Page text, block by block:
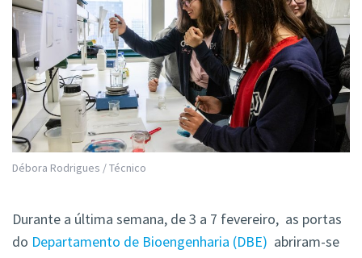
Débora Rodrigues / Técnico
Durante a última semana, de 3 a 7 fevereiro, as portas
do Departamento de Bioengenharia (DBE) abriram-se